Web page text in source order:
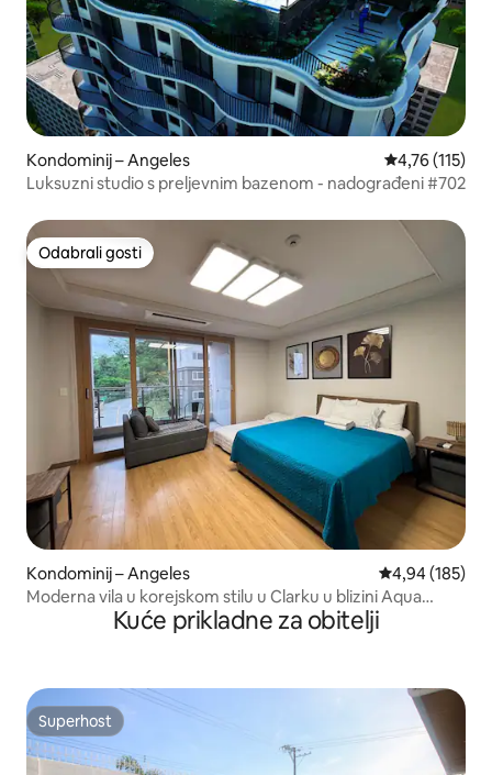
Kondominij – Angeles Prosječna
4,76 (115)
Luksuzni studio s preljevnim bazenom - nadograđeni #702
Odabrali gosti
Odabrali gosti
Kondominij – Angeles Prosječna
4,94 (185)
Moderna vila u korejskom stilu u Clarku u blizini Aqua
Kuće prikladne za obitelji
Superhost
Superhost